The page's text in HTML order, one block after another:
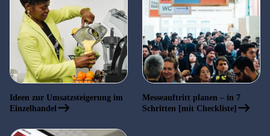
Ideen zur Umsatzsteigerung im
Einzelhandel
Messeauftritt planen – in 7
Schritten [mit Checkliste]